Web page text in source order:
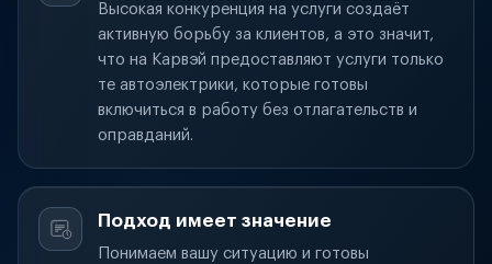
Высокая конкуренция на услуги создаёт
активную борьбу за клиентов, а это значит,
что на Карвэй предоставляют услуги только
те автоэлектрики, которые готовы
включиться в работу без отлагательств и
оправданий.
Подход имеет значение
Понимаем вашу ситуацию и готовы